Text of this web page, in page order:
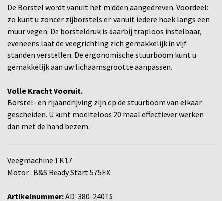
De Borstel wordt vanuit het midden aangedreven. Voordeel:
zo kunt u zonder zijborstels en vanuit iedere hoek langs een
muur vegen. De borsteldruk is daarbij traploos instelbaar,
eveneens laat de veegrichting zich gemakkelijk in vijf
standen verstellen. De ergonomische stuurboom kunt u
gemakkelijk aan uw lichaamsgrootte aanpassen.
Volle Kracht Vooruit.
Borstel- en rijaandrijving zijn op de stuurboom van elkaar
gescheiden. U kunt moeiteloos 20 maal effectiever werken
dan met de hand bezem.
Veegmachine TK17
Motor : B&S Ready Start 575EX
Artikelnummer:AD-380-240TS